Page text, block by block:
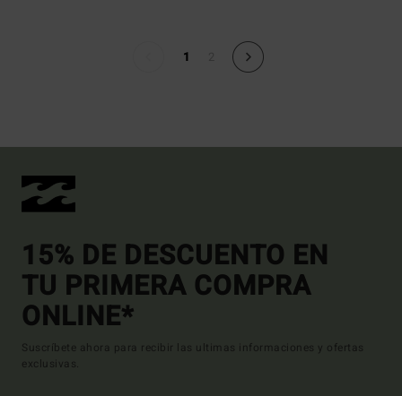
1
15% DE DESCUENTO EN
TU PRIMERA COMPRA
ONLINE*
Suscríbete ahora para recibir las ultimas informaciones y ofertas
exclusivas.